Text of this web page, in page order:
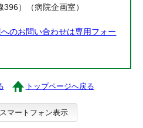
）（病院企画室）
のお問い合わせは専用フォー
トップページへ戻る
スマートフォン表示